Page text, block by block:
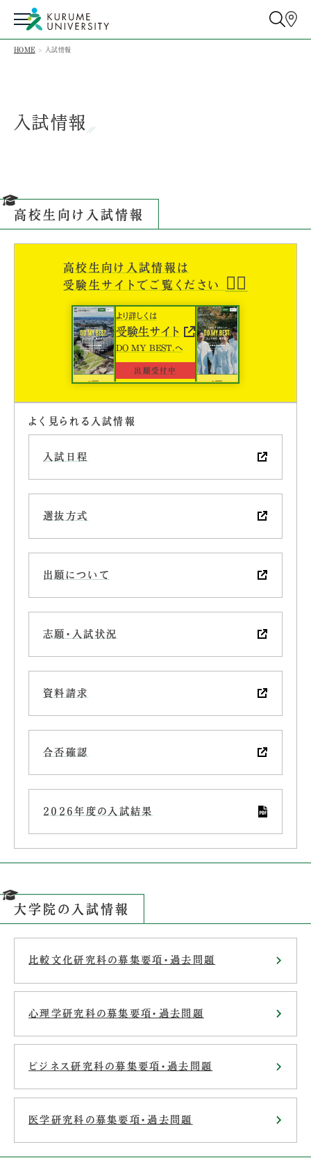
HOME 入試情報
入試情報
高校生向け入試情報
高校生向け入試情報は
受験生サイトでご覧ください
🙆‍♀️
より詳しくは
受験生サイト
DO MY BEST.へ
出願受付中
よく見られる入試情報
入試日程
選抜方式
出願について
志願・入試状況
資料請求
合否確認
2026年度の入試結果
大学院の入試情報
比較文化研究科の募集要項・過去問題
心理学研究科の募集要項・過去問題
ビジネス研究科の募集要項・過去問題
医学研究科の募集要項・過去問題